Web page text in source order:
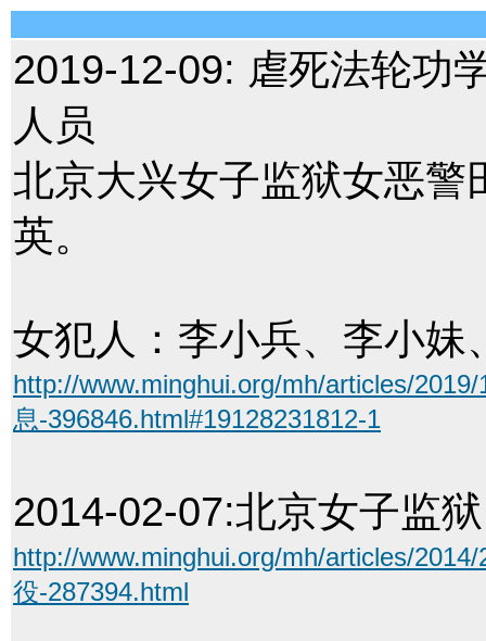
2019-12-09: 虐死法轮功
人员
北京大兴女子监狱女恶
英。
女犯人：李小兵、李小
http://www.minghui.org/mh/articles/
息-396846.html#19128231812-1
2014-02-07:北京女子监
http://www.minghui.org/mh/articles/
役-287394.html